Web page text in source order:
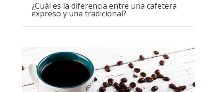
¿Cuál es la diferencia entre una cafetera
expreso y una tradicional?